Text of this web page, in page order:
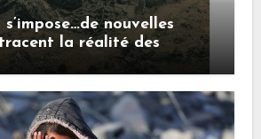
nouvelles
la réalité des
à Gaza